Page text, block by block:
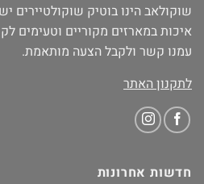
שוקולאב הינו בוטיק שוקולטיירים
איכות במארזים מקוריים וטעימים
עמנו קשר ולקבל הצעה מותאמת.
לתקנון האתר
חדשות אחרונות